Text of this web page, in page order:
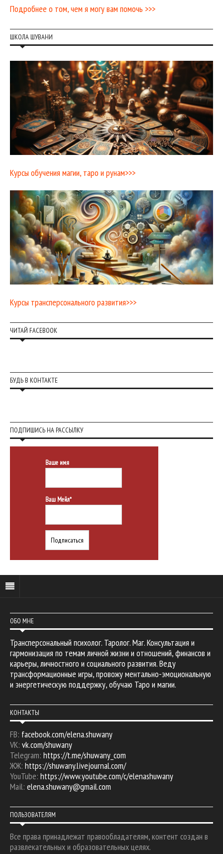
Подробнее о том, чем я могу вам помочь >>>
ШКОЛА ШУВАНИ
Курсы обучения магии, таро и рунам>>>
Курсы трансперсонального развития>>>
ЧИТАЙ FACEBOOK
БУДЬ В КОНТАКТЕ
ПОДПИШИСЬ НА РАССЫЛКУ
Ваше имя
Ваш Мейл*
ОБО МНЕ
Трансперсональный психолог. Таролог. Маг. Консультация и
гармонизация по темам личной жизни и отношений, финансов и
карьеры, личностного и социального развития. Веду
трансформационные игры, провожу ментально-эмоциональную
и энергетическую поддержку, обучаю Таро и магии.
КОНТАКТЫ
FB: facebook.com/elena.shuwany
VK: vk.com/shuwany
Telegram: https://t.me/shuwany_com
ЖЖ: https://shuwany.livejournal.com/
YouTube: https://www.youtube.com/c/elenashuwany
Mail: elena.shuwany@gmail.com
ПОЛЬЗОВАТЕЛЯМ
Все права принадлежат правообладателям, контент создан в
развлекательных и образовательных целях.